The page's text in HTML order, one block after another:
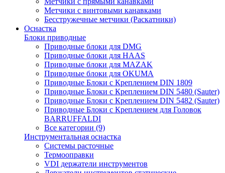
Метчики с винтовыми канавками
Бесстружечные метчики (Раскатники)
Оснастка
Блоки приводные
Приводные блоки для DMG
Приводные блоки для HAAS
Приводные блоки для MAZAK
Приводные блоки для OKUMA
Приводные Блоки с Креплением DIN 1809
Приводные Блоки с Креплением DIN 5480 (Sauter)
Приводные Блоки с Креплением DIN 5482 (Sauter)
Приводные Блоки с Креплением для Головок
BARRUFFALDI
Все категории (9)
Инструментальная оснастка
Системы расточные
Термооправки
VDI держатели инструментов